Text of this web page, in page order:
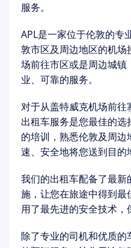
服务。
APL是一家位于伦敦的专
敦市区及周边地区的机
场前往市区或是周边城镇
业、可靠的服务。
对于从盖特威克机场前往
出租车服务是您最佳的
的培训，熟悉伦敦及周
速、安全地将您送到目的
我们的出租车配备了最
施，让您在旅途中得到
用了最先进的安全技术，
除了专业的司机和优质的